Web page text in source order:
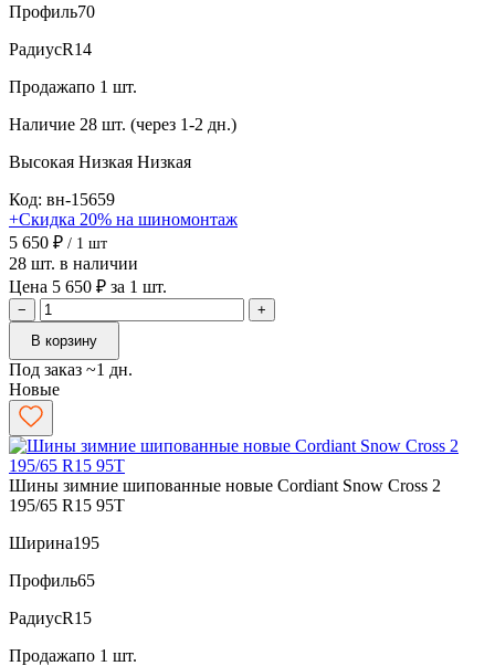
Профиль70
РадиусR14
Продажапо 1 шт.
Наличие 28 шт. (через 1-2 дн.)
Высокая Низкая Низкая
Код: вн-15659
+Скидка 20% на шиномонтаж
5 650 ₽ / 1 шт
28 шт. в наличии
Цена 5 650 ₽ за 1 шт.
−
+
В корзину
Под заказ ~1 дн.
Новые
Шины зимние шипованные новые Cordiant Snow Cross 2
195/65 R15 95T
Ширина195
Профиль65
РадиусR15
Продажапо 1 шт.